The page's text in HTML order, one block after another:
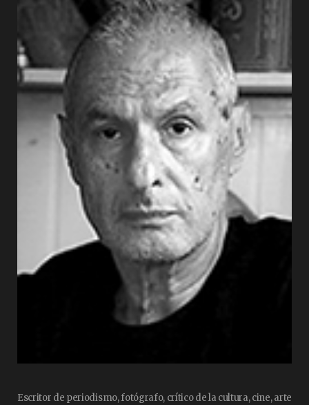
Escritor de periodismo, fotógrafo, crítico de la cultura, cine, arte